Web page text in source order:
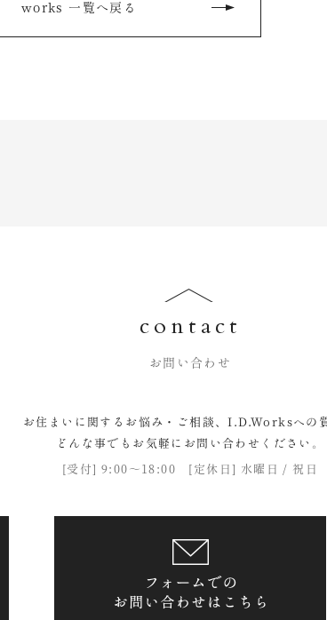
works 一覧へ戻る
contact
お問い合わせ
お住まいに関するお悩み・ご相談、I.D.Worksへの
どんな事でもお気軽にお問い合わせください。
[受付] 9:00〜18:00 [定休日] 水曜日 / 祝日